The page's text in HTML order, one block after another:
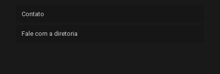
Contato
Fale com a diretoria